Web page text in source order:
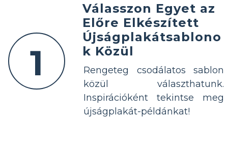
1
Válasszon Egyet az
Előre Elkészített
Újságplakátsablono
k Közül
Rengeteg csodálatos sablon
közül választhatunk.
Inspirációként tekintse meg
újságplakát-példánkat!